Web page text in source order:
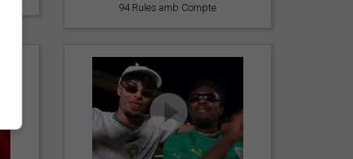
94 Rules amb Compte